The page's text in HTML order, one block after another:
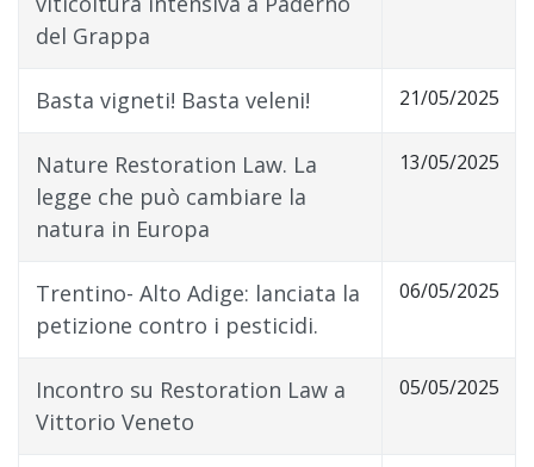
del Grappa
Basta vigneti! Basta veleni! 21/05/2025
Nature Restoration Law. La
legge che può cambiare la
natura in Europa
13/05/2025
Trentino- Alto Adige: lanciata la
petizione contro i pesticidi.
06/05/2025
Incontro su Restoration Law a
Vittorio Veneto
05/05/2025